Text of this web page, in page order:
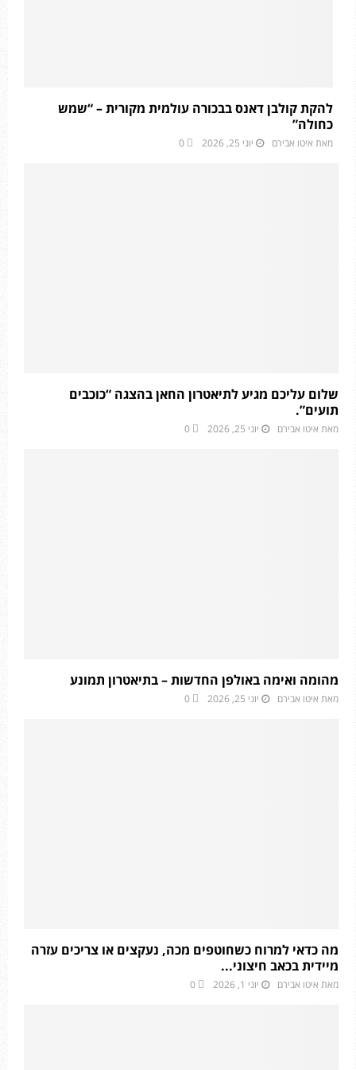
להקת קולבן דאנס בבכורה עולמית מקורית – “שמש
כחולה”
מאת איטו אבירם יוני 25, 2026 0
שלום עליכם מגיע לתיאטרון החאן בהצגה “כוכבים
תועים”.
מאת איטו אבירם יוני 25, 2026 0
מהומה ואימה באולפן החדשות – בתיאטרון תמונע
מאת איטו אבירם יוני 25, 2026 0
מה כדאי למרוח כשחוטפים מכה, נעקצים או צריכים עזרה
מיידית בכאב חיצוני...
מאת איטו אבירם יוני 1, 2026 0